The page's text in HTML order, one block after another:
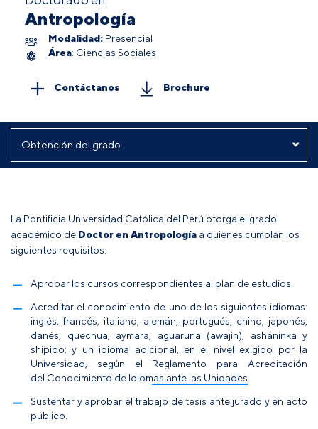
Antropología
Modalidad: Presencial
Área: Ciencias Sociales
Contáctanos Brochure
La Pontificia Universidad Católica del Perú otorga el grado
académico de Doctor en Antropología a quienes cumplan los
siguientes requisitos:
Aprobar los cursos correspondientes al plan de estudios.
Acreditar el conocimiento de uno de los siguientes idiomas:
inglés, francés, italiano, alemán, portugués, chino, japonés,
danés, quechua, aymara, aguaruna (awajín), asháninka y
shipibo; y un idioma adicional, en el nivel exigido por la
Universidad, según el Reglamento para Acreditación
del Conocimiento de Idiomas ante las Unidades
Sustentar y aprobar el trabajo de tesis ante jurado y en acto
público.